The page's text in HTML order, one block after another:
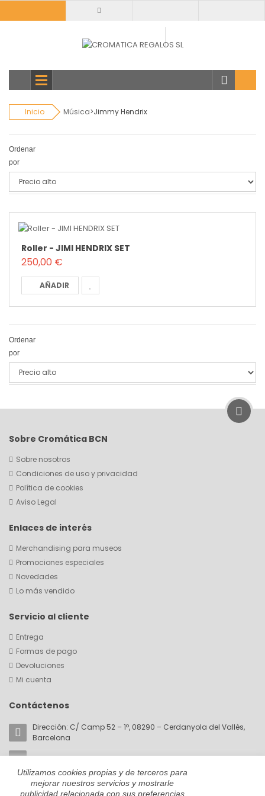
categorias
Inicio Música>Jimmy Hendrix
Ordenar
por
Roller - JIMI HENDRIX SET
250,00 €
AÑADIR
Ordenar
por
Sobre Cromática BCN
Sobre nosotros
Condiciones de uso y privacidad
Política de cookies
Aviso Legal
Enlaces de interés
Merchandising para museos
Promociones especiales
Novedades
Lo más vendido
Servicio al cliente
Entrega
Formas de pago
Devoluciones
Mi cuenta
Contáctenos
Dirección: C/ Camp 52 – 1º, 08290 – Cerdanyola del Vallès,
Barcelona
Email:akorin@cromaticabcn.com
Teléfono: +34 657 81 28 59
Utilizamos cookies propias y de terceros para
mejorar nuestros servicios y mostrarle
publicidad relacionada con sus preferencias